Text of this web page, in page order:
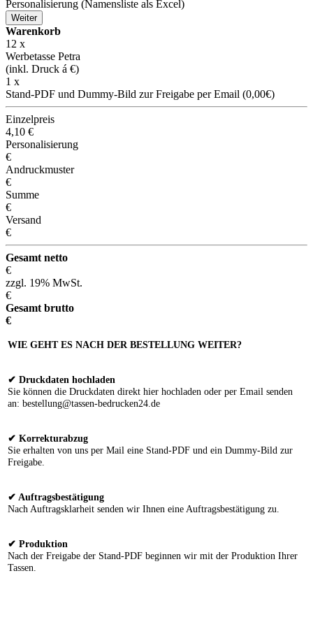
Personalisierung (Namensliste als Excel)
Weiter
Warenkorb
12 x
Werbetasse Petra
(inkl. Druck á €)
1 x
Stand-PDF und Dummy-Bild zur Freigabe per Email (0,00€)
Einzelpreis
4,10 €
Personalisierung
€
Andruckmuster
€
Summe
€
Versand
€
Gesamt netto
€
zzgl. 19% MwSt.
€
Gesamt brutto
€
WIE GEHT ES NACH DER BESTELLUNG WEITER?
✔ Druckdaten hochladen
Sie können die Druckdaten direkt hier hochladen oder per Email senden
an: bestellung@tassen-bedrucken24.de
✔ Korrekturabzug
Sie erhalten von uns per Mail eine Stand-PDF und ein Dummy-Bild zur
Freigabe.
✔ Auftragsbestätigung
Nach Auftragsklarheit senden wir Ihnen eine Auftragsbestätigung zu.
✔ Produktion
Nach der Freigabe der Stand-PDF beginnen wir mit der Produktion Ihrer
Tassen.